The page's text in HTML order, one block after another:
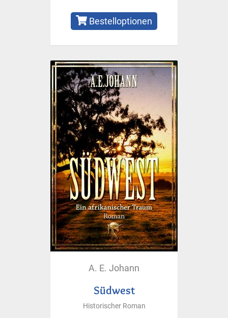
Bestelloptionen
A. E. Johann
Südwest
Historischer Roman